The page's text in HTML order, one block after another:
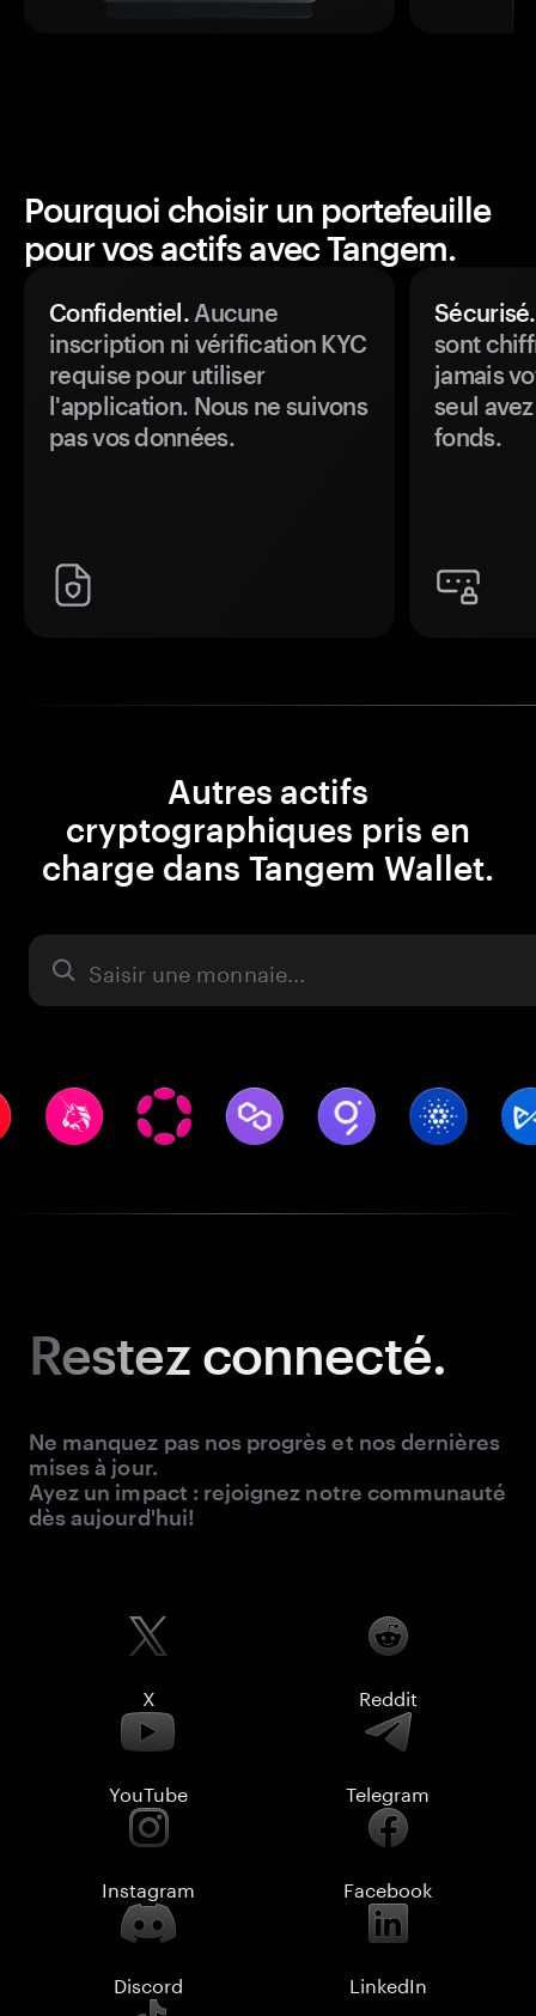
Pourquoi choisir un portefeuille
pour vos actifs avec Tangem.
Confidentiel.Aucune
inscription ni vérification KYC
requise pour utiliser
l'application. Nous ne suivons
pas vos données.
Sécurisé.
sont
jamais
seul
fonds.
Autres actifs
cryptographiques pris en
charge dans Tangem Wallet.
Actifs
Restezconnecté.
Ne manquez pas nos progrès et nos dernières
mises à jour.
Ayez un impact : rejoignez notre communauté
dès aujourd'hui!
X Reddit
YouTube Telegram
Instagram Facebook
Discord LinkedIn